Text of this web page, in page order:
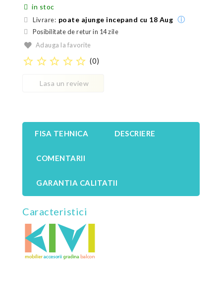
in stoc
Livrare: poate ajunge incepand cu 18 Aug ⓘ
Posibilitate de retur in 14 zile
Adauga la favorite
star_border star_border star_border star_border star_border (0)
Lasa un review
FISA TEHNICA DESCRIERE
COMENTARII
GARANTIA CALITATII
Caracteristici